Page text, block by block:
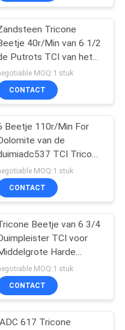
54
Tricone
40r/Min van 6 1/2
Putrots TCI van het
MOQ:1 stuk
CONTACT
Beetje 110r/Min For
van de
TCI Tricone
MOQ:1 stuk
CONTACT
Beetje van 6 3/4
TCI voor
Harde
MOQ:1 stuk
CONTACT
617 Tricone